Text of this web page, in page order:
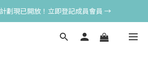
劃現已開放！立即登記成員會員 →